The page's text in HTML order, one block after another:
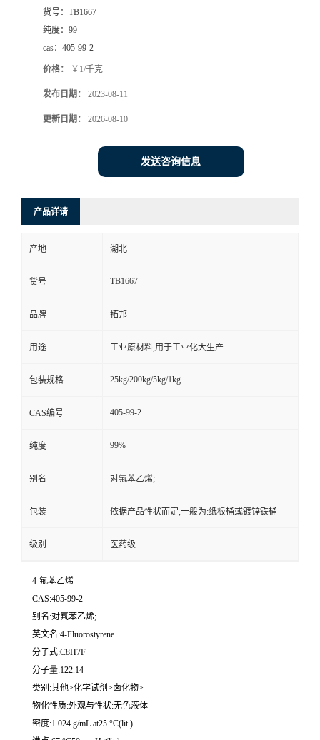
货号： TB1667
纯度： 99
cas： 405-99-2
价格： ￥1/千克
发布日期： 2023-08-11
更新日期： 2026-08-10
发送咨询信息
产品详请
产地 湖北
货号 TB1667
品牌 拓邦
用途 工业原材料,用于工业化大生产
包装规格 25kg/200kg/5kg/1kg
CAS编号 405-99-2
纯度 99%
别名 对氟苯乙烯;
包装 依据产品性状而定,一般为:纸板桶或镀锌铁桶
级别 医药级
4-氟苯乙烯
CAS:405-99-2
别名:对氟苯乙烯;
英文名:4-Fluorostyrene
分子式:C8H7F
分子量:122.14
类别:其他>化学试剂>卤化物>
物化性质:外观与性状:无色液体
密度:1.024 g/mL at25 °C(lit.)